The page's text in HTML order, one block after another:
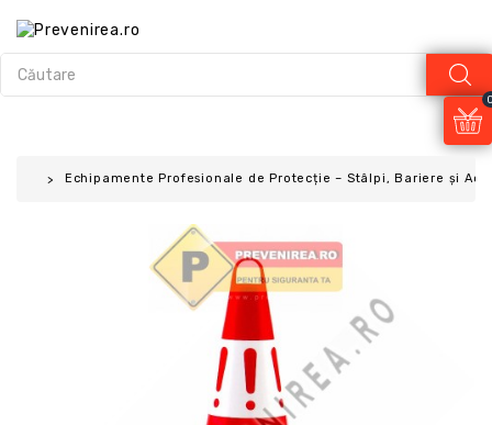
Echipamente Profesionale de Protecție – Stâlpi, Bariere și